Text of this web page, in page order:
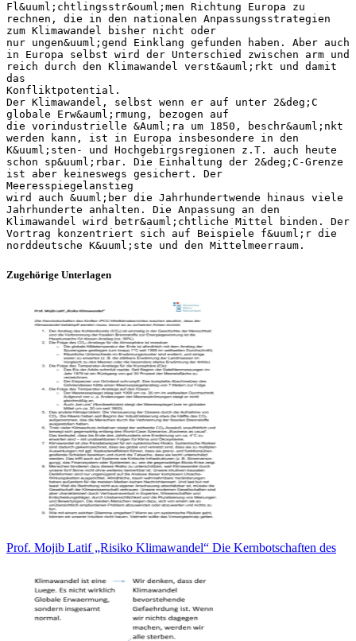
Zugehörige Unterlagen
Prof. Mojib Latif „Risiko Klimawandel“ Die Kernbotschaften des